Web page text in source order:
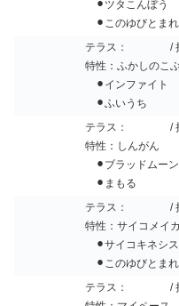
⚫︎ツタこんぼ
⚫︎このゆびとま
テラス：
/
特性：ふかしのこ
⚫︎インファイ
⚫︎ふいうち
テラス：
/
特性：しんがん
⚫︎ブラッドムー
⚫︎まもる ⚫︎
テラス：
/
特性：サイコメイ
⚫︎サイコキネシ
⚫︎このゆびとま
テラス：
/